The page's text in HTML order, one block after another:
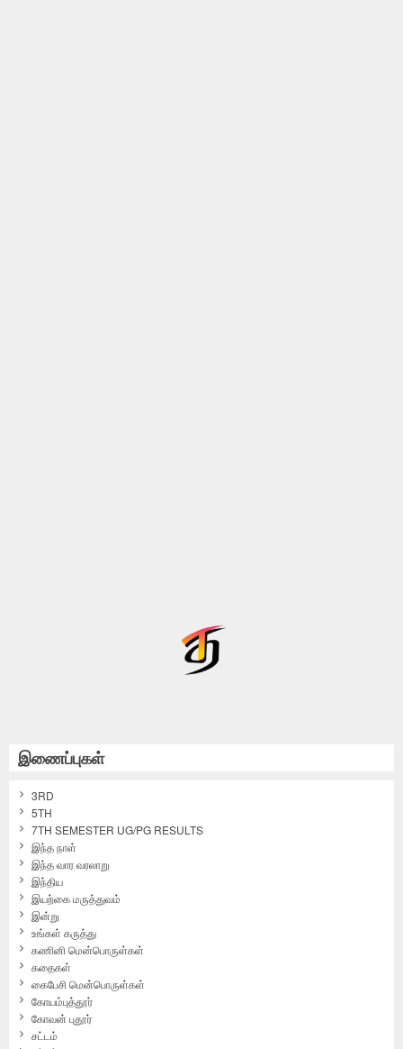
இணைப்புகள்
3RD
5TH
7TH SEMESTER UG/PG RESULTS
இந்த நாள்
இந்த வார வரலாறு
இந்திய
இயற்கை மருத்துவம்
இன்று
உங்கள் கருத்து
கணினி மென்பொருள்கள்
கதைகள்
கைபேசி மென்பொருள்கள்
கோயம்புத்தூர்
கோவன் புதூர்
சட்டம்